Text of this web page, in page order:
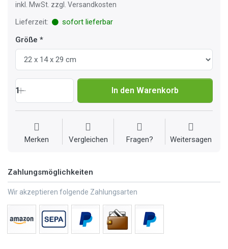
inkl. MwSt. zzgl. Versandkosten
Lieferzeit:
sofort lieferbar
Größe
1 In den Warenkorb
Merken Vergleichen Fragen? Weitersagen
Zahlungsmöglichkeiten
Wir akzeptieren folgende Zahlungsarten